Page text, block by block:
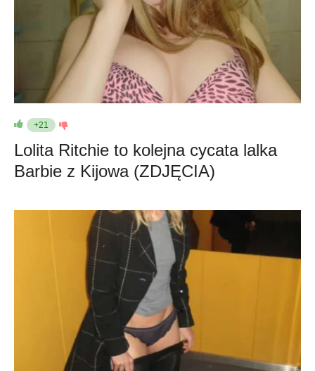
+21
Lolita Ritchie to kolejna cycata lalka
Barbie z Kijowa (ZDJĘCIA)